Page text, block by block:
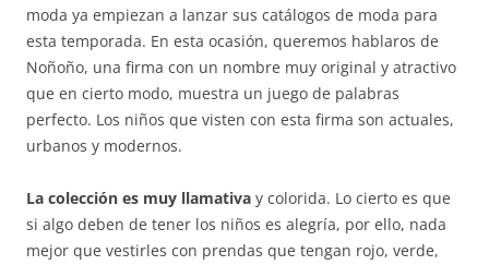
moda ya empiezan a lanzar sus catálogos de moda para
esta temporada. En esta ocasión, queremos hablaros de
Noñoño, una firma con un nombre muy original y atractivo
que en cierto modo, muestra un juego de palabras
perfecto. Los niños que visten con esta firma son actuales,
urbanos y modernos.
La colección es muy llamativa y colorida. Lo cierto es que
si algo deben de tener los niños es alegría, por ello, nada
mejor que vestirles con prendas que tengan rojo, verde,